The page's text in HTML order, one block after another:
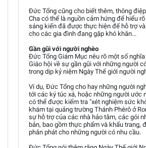
Đức Tổng cũng cho biết thêm, thông
Cha có thể là nguồn cảm hứng để hiểu
sáng kiến đã được thực hiện để hỗ trợ
cho các gia đình đang gặp khó khăn...
Gần gũi với người nghèo
Đức Tổng Giám Mục nêu rõ một số
Giáo hội về sự gần gũi với những người
trong dịp kỷ niệm Ngày Thế giới người
Ví dụ, Đức Tổng cho hay những người
tới các ký túc xá, hoặc những người ước
có thể được kiểm tra "xét nghiệm sức
khám tại quảng trường Thánh Phêrô ở
sự hỗ trợ của các nhà hảo tâm, các gói
bản, bao gồm thực phẩm và khẩu trang,
phân phát cho những người có nhu cầu.